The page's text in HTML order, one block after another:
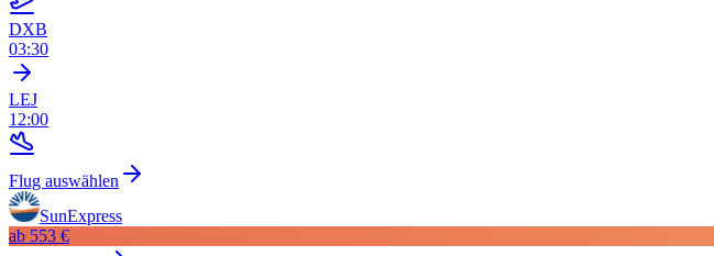
DXB
03:30
LEJ
12:00
Flug auswählen
SunExpress
ab 553 €